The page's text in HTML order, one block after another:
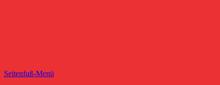
Seitenfuß-Menü